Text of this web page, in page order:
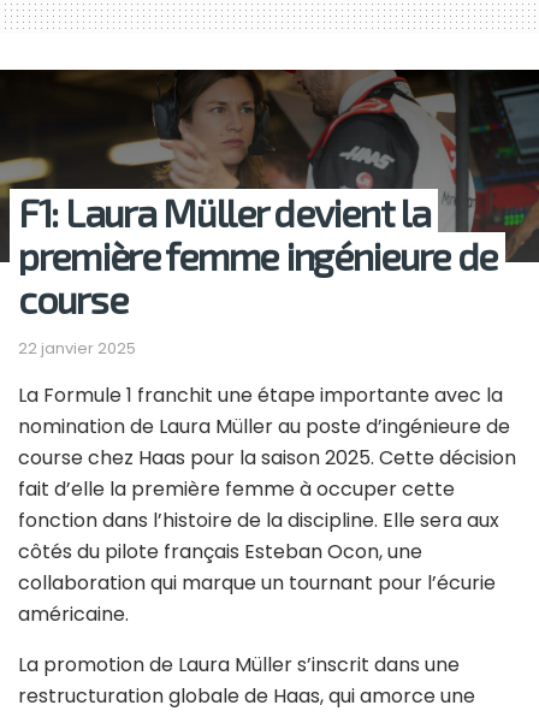
F1: Laura Müller devient la
première femme ingénieure de
course
22 janvier 2025
La Formule 1 franchit une étape importante avec la
nomination de Laura Müller au poste d’ingénieure de
course chez Haas pour la saison 2025. Cette décision
fait d’elle la première femme à occuper cette
fonction dans l’histoire de la discipline. Elle sera aux
côtés du pilote français Esteban Ocon, une
collaboration qui marque un tournant pour l’écurie
américaine.
La promotion de Laura Müller s’inscrit dans une
restructuration globale de Haas, qui amorce une